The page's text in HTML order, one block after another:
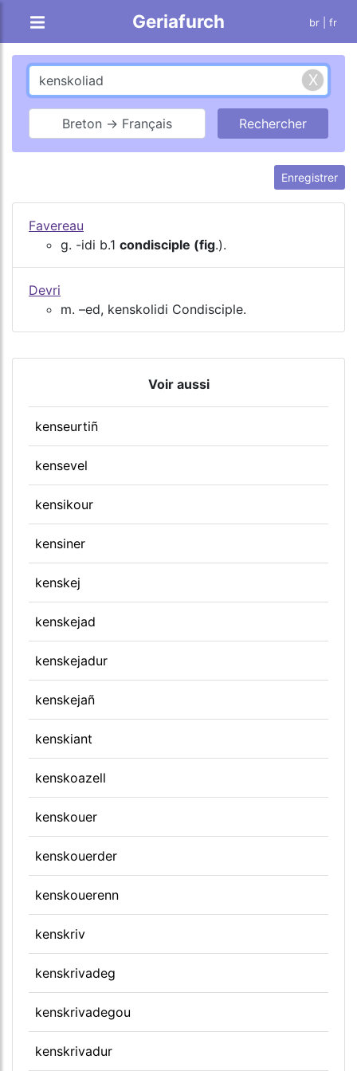
Geriafurch br | fr
Breton → Français
Enregistrer
Favereau
g. -idi b.1 condisciple (fig.).
Devri
m. –ed, kenskolidi Condisciple.
Voir aussi
kenseurtiñ
kensevel
kensikour
kensiner
kenskej
kenskejad
kenskejadur
kenskejañ
kenskiant
kenskoazell
kenskouer
kenskouerder
kenskouerenn
kenskriv
kenskrivadeg
kenskrivadegou
kenskrivadur